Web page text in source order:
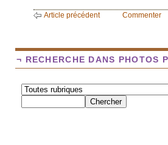
Article précédent Commenter
¬ RECHERCHE DANS PHOTOS